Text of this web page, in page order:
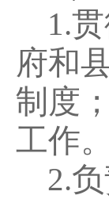
1.
府和
制度
工作。
2.